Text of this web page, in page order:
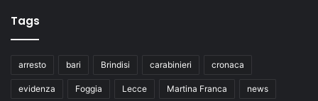
Tags
arresto bari Brindisi carabinieri cronaca
evidenza Foggia Lecce Martina Franca news